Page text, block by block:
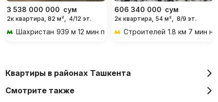
3 538 000 000 сум
2к квартира, 82 м², 4/12 эт.
Шахристан 939 м 12 мин пешком
606 340 000 сум
2к квартира, 54 м², 8/9 эт.
Строителей 1.8 км 7 мин
Квартиры в районах Ташкента
Смотрите также